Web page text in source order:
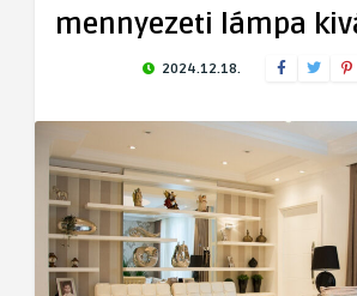
mennyezeti lámpa
2024.12.18.